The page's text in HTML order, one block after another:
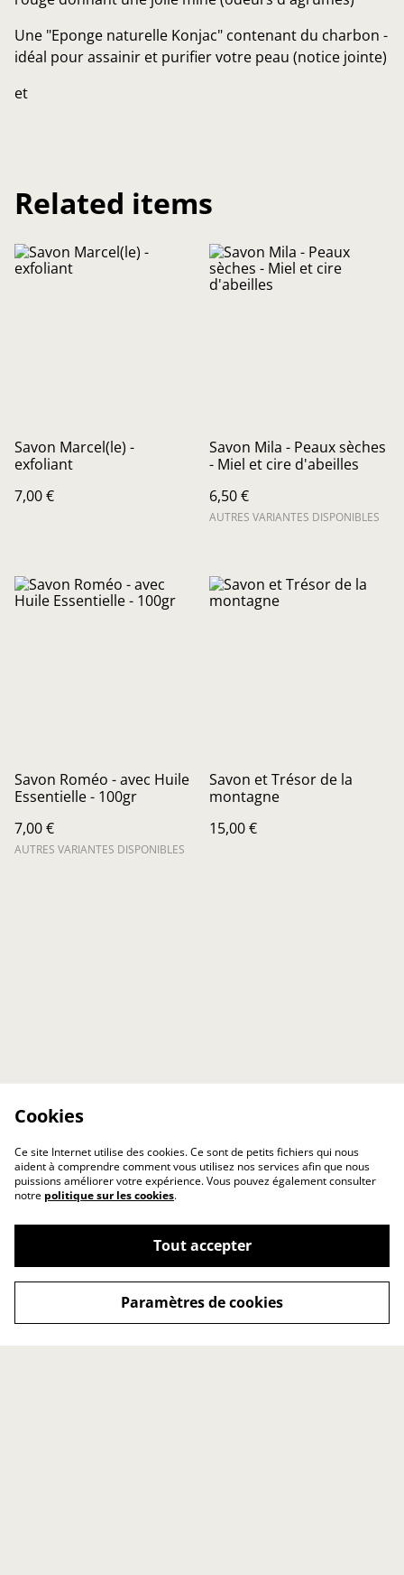
Une "Eponge naturelle Konjac" contenant du charbon -
idéal pour assainir et purifier votre peau (notice jointe)
et
Related items
Savon Marcel(le) -
exfoliant
7,00 €
Savon Mila - Peaux sèches
- Miel et cire d'abeilles
6,50 €
AUTRES VARIANTES DISPONIBLES
Savon Roméo - avec Huile
Essentielle - 100gr
7,00 €
AUTRES VARIANTES DISPONIBLES
Savon et Trésor de la
montagne
15,00 €
Cookies
Ce site Internet utilise des cookies. Ce sont de petits fichiers qui nous
aident à comprendre comment vous utilisez nos services afin que nous
puissions améliorer votre expérience. Vous pouvez également consulter
notre politique sur les cookies.
Tout accepter
Paramètres de cookies